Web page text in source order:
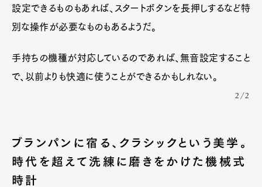
設定できるものもあれば、スタートボタンを長押しするなど特
別な操作が必要なものもあるようだ。
手持ちの機種が対応しているのであれば、無音設定すること
で、以前よりも快適に使うことができるかもしれない。
2/2
ブランパンに宿る、クラシックという美学。
時代を超えて洗練に磨きをかけた機械式
時計